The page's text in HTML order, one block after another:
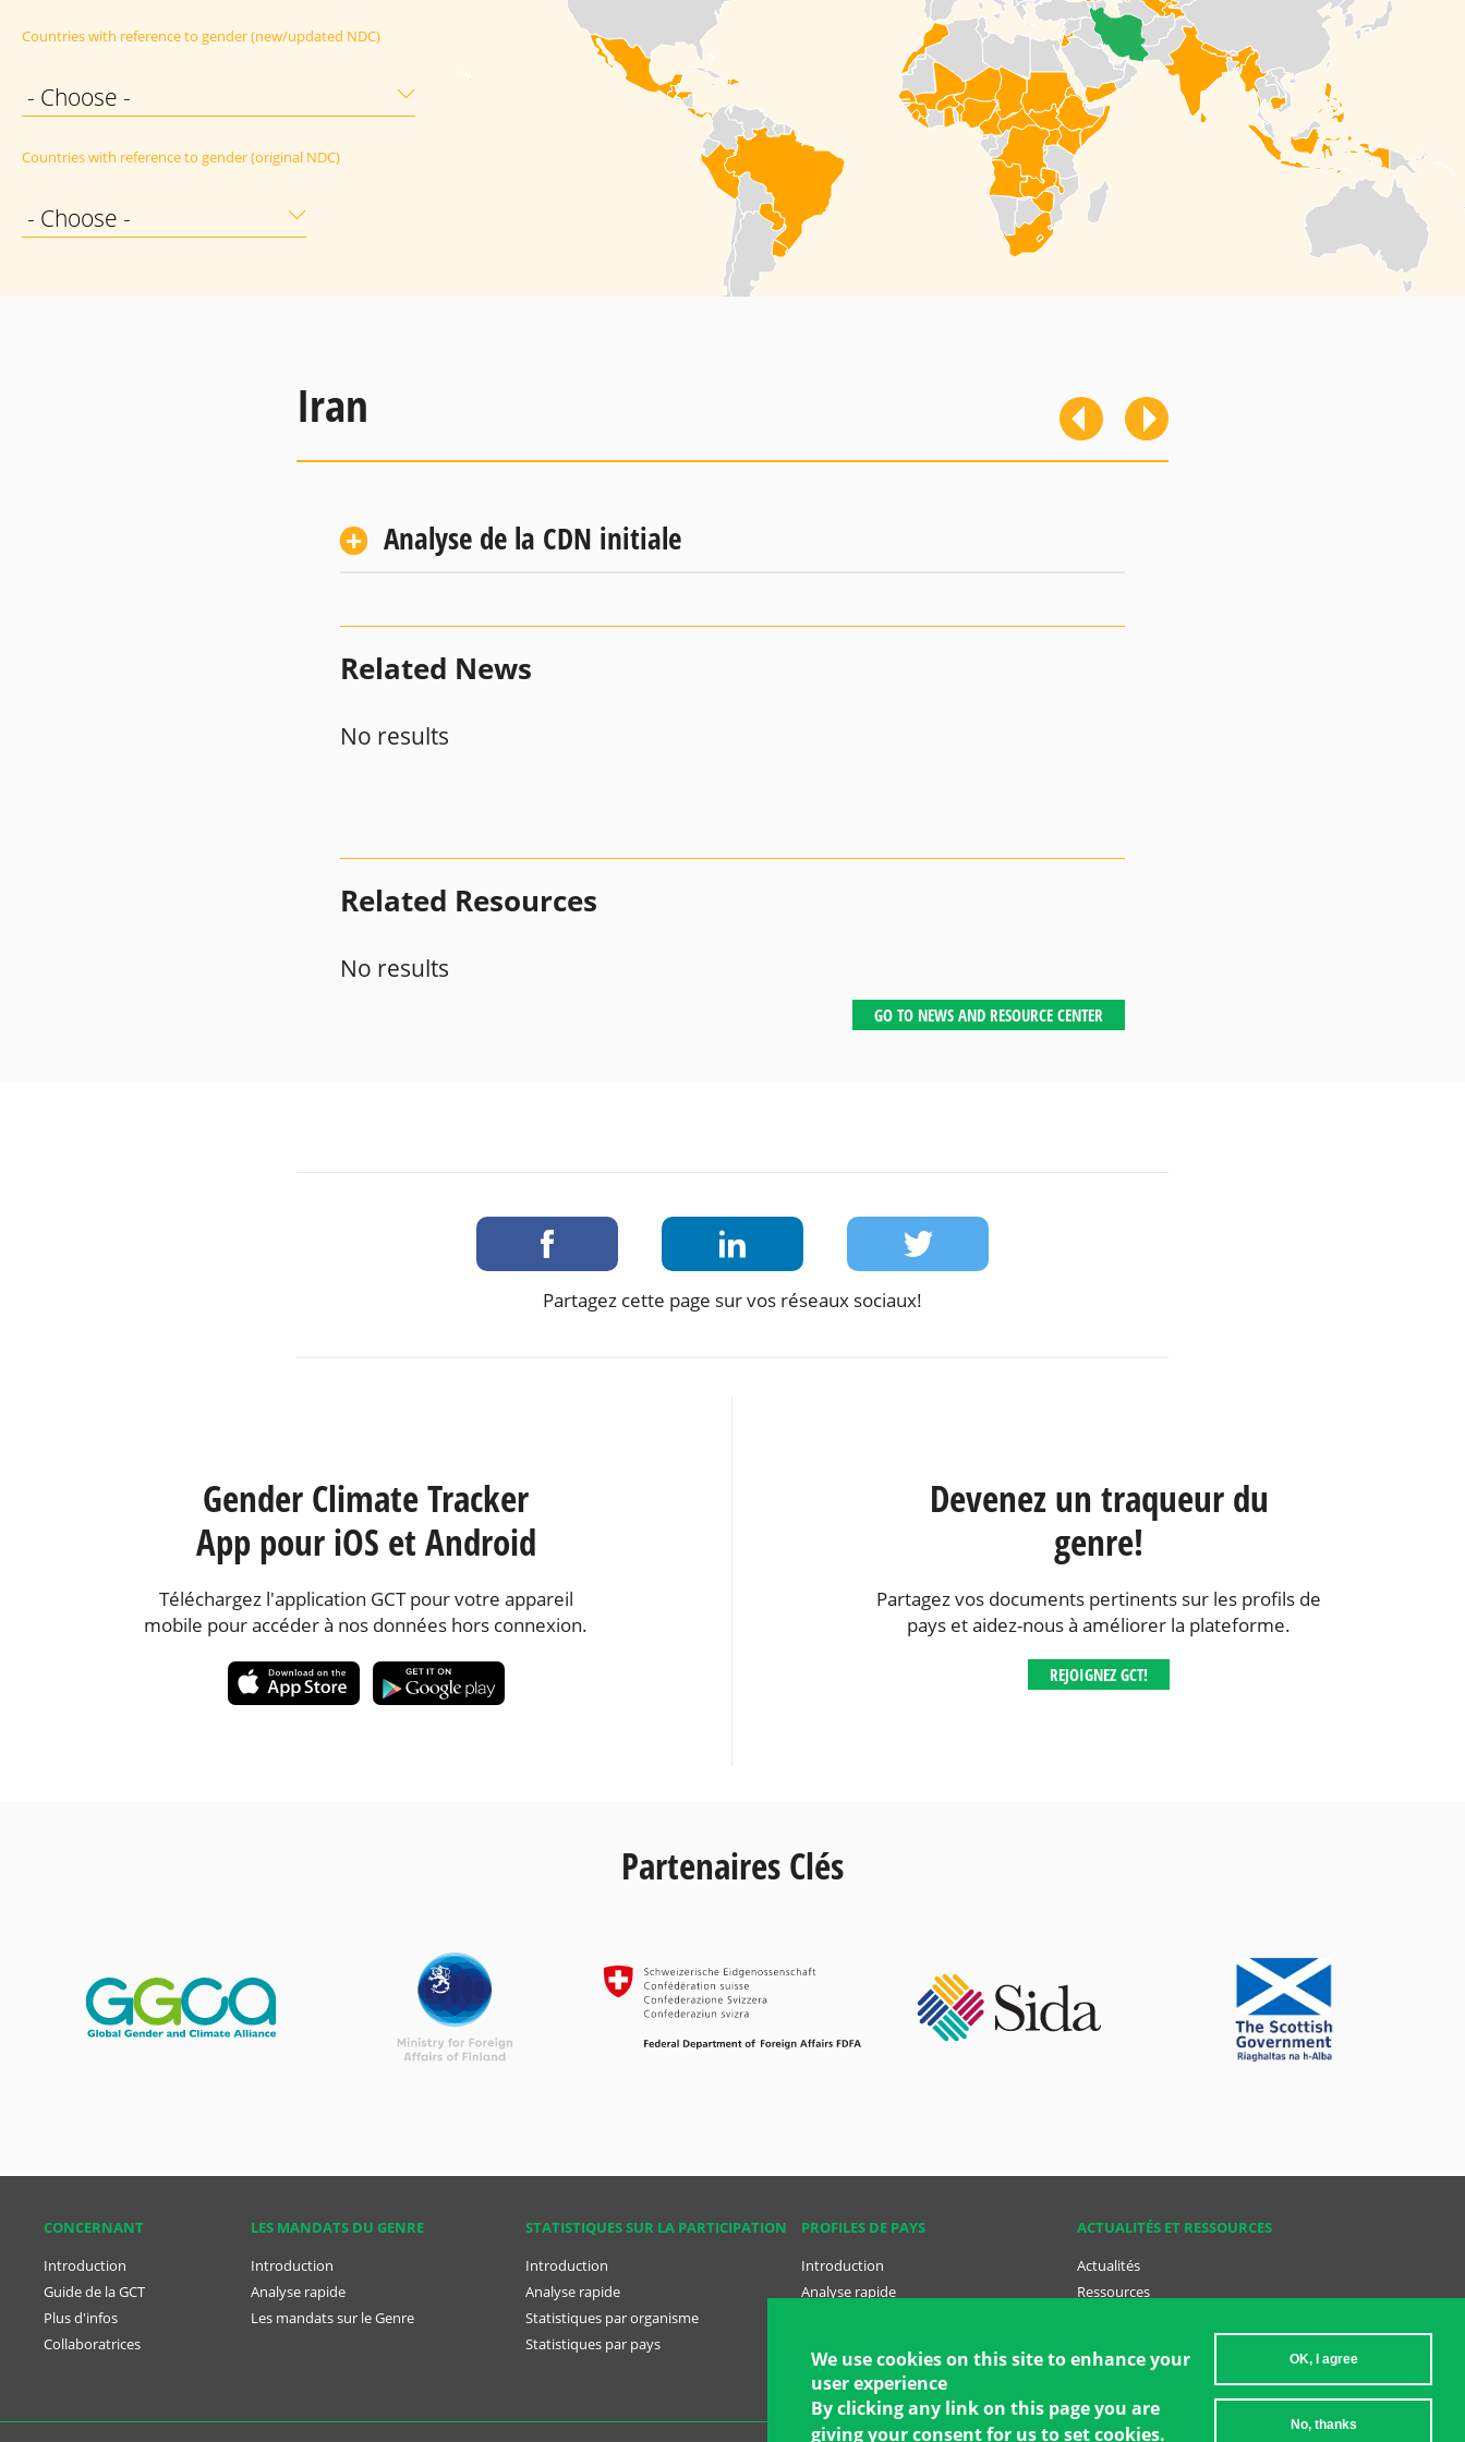
Countries with reference to gender (new/updated NDC)
- Choose -
Countries with reference to gender (original NDC)
- Choose -
Iran
Analyse de la CDN initiale
Related News
No results
Related Resources
No results
GO TO NEWS AND RESOURCE CENTER
Partagez cette page sur vos réseaux sociaux!
Gender Climate Tracker
App pour iOS et Android
Téléchargez l'application GCT pour votre appareil
mobile pour accéder à nos données hors connexion.
Devenez un traqueur du
genre!
Partagez vos documents pertinents sur les profils de
pays et aidez-nous à améliorer la plateforme.
REJOIGNEZ GCT!
Partenaires Clés
CONCER­NANT
Introduction
Guide de la GCT
Plus d'infos
Collaboratrices
ACTUALITÉS ET RESSOURCES
Actualités
Ressources
LES MANDATS DU GENRE
Introduction
Analyse rapide
Les mandats sur le Genre
STATISTIQUES SUR LA PARTICIPATION
Introduction
Analyse rapide
Statistiques par organisme
Statistiques par pays
PROFILES DE PAYS
Introduction
Analyse rapide
Iran
Plans nationaux
We use cookies on this site to enhance your
user experience
By clicking any link on this page you are
giving your consent for us to set cookies.
OK, I agree
No, thanks